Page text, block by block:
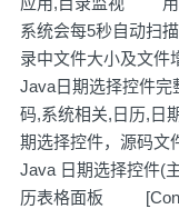
系统会每5秒自动扫
录中文件大小及文件
Java日期选择控件完
码,系统相关,日历,
期选择控件，源码
Java 日期选择控件
历表格面板